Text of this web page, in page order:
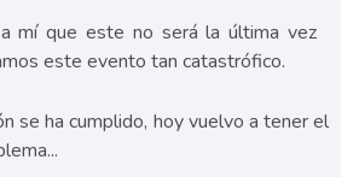
mí que este no será la última vez
este evento tan catastrófico.
se ha cumplido, hoy vuelvo a tener el